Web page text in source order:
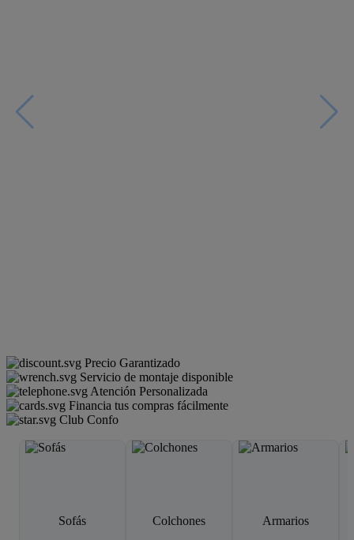
Precio Garantizado
Servicio de montaje disponible
Atención Personalizada
Financia tus compras fácilmente
Club Confo
Sofás Colchones Armarios